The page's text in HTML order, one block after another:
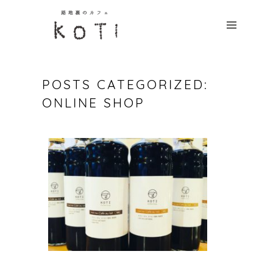
CONCEPT
CONTACT
POSTS CATEGORIZED:
ONLINE SHOP